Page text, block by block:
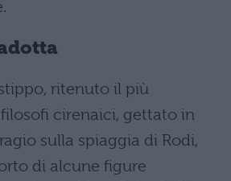
ritenuto il più
cirenaici, gettato in
sulla spiaggia di Rodi,
di alcune figure